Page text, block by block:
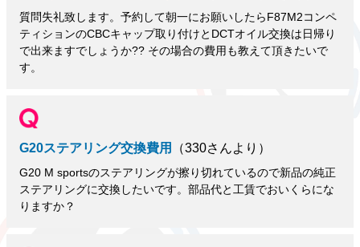
質問失礼致します。予約して朝一にお願いしたらF87M2コンペ
ティションのCBCキャップ取り付けとDCTオイル交換は日帰り
で出来ますでしょうか?? その場合の費用も教えて頂きたいで
す。
G20ステアリング交換費用 （330さんより）
G20 M sportsのステアリングが擦り切れているので新品の純正
ステアリングに交換したいです。部品代と工賃でおいくらにな
りますか？